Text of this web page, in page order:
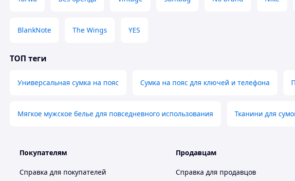
✅ Спортивный
✅ Сумка поясная
BlankNote The Wings YES
ТОП теги
Универсальная сумка на пояс Сумка на пояс для ключей и телефона
Мягкое мужское белье для повседневного использования Тканини для
Покупателям
Справка для покупателей
Продавцам
Справка для продавцов